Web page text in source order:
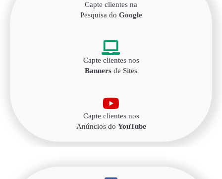
Capte clientes na
Pesquisa do Google
Capte clientes nos
Banners de Sites
Capte clientes nos
Anúncios do YouTube